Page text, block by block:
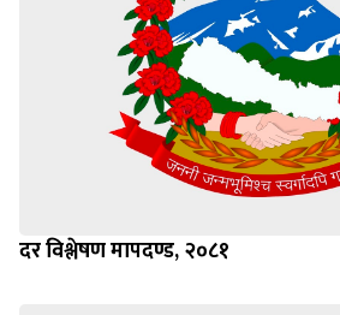
दर विश्लेषण मापदण्ड, २०८१